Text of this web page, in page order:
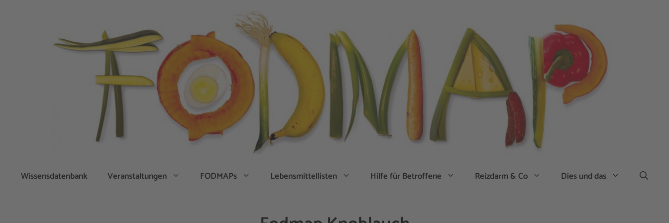
Wissensdatenbank Veranstaltungen FODMAPs Lebensmittellisten Hilfe für Betroffene Reizdarm & Co Dies und das